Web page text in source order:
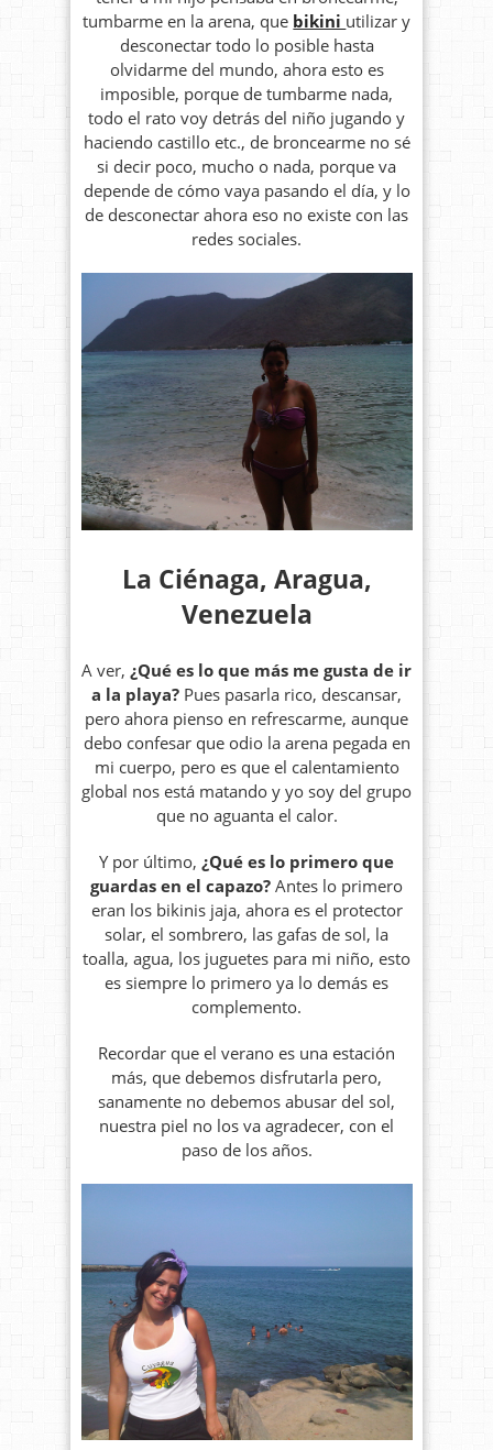
tumbarme en la arena, que bikini utilizar y
desconectar todo lo posible hasta
olvidarme del mundo, ahora esto es
imposible, porque de tumbarme nada,
todo el rato voy detrás del niño jugando y
haciendo castillo etc., de broncearme no sé
si decir poco, mucho o nada, porque va
depende de cómo vaya pasando el día, y lo
de desconectar ahora eso no existe con las
redes sociales.
La Ciénaga, Aragua,
Venezuela
A ver, ¿Qué es lo que más me gusta de ir
a la playa? Pues pasarla rico, descansar,
pero ahora pienso en refrescarme, aunque
debo confesar que odio la arena pegada en
mi cuerpo, pero es que el calentamiento
global nos está matando y yo soy del grupo
que no aguanta el calor.
Y por último, ¿Qué es lo primero que
guardas en el capazo? Antes lo primero
eran los bikinis jaja, ahora es el protector
solar, el sombrero, las gafas de sol, la
toalla, agua, los juguetes para mi niño, esto
es siempre lo primero ya lo demás es
complemento.
Recordar que el verano es una estación
más, que debemos disfrutarla pero,
sanamente no debemos abusar del sol,
nuestra piel no los va agradecer, con el
paso de los años.